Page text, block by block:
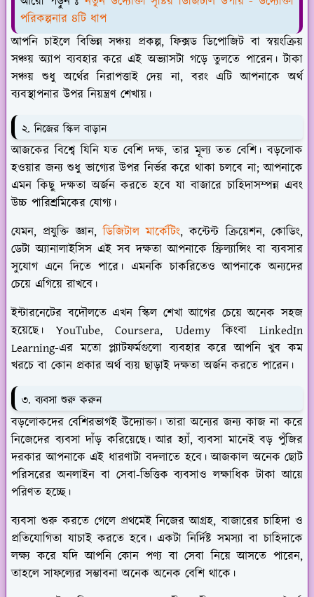
পরিকল্পনার ৪টি ধাপ
আপনি চাইলে বিভিন্ন সঞ্চয় প্রকল্প, ফিক্সড ডিপোজিট বা স্বয়ংক্রিয়
সঞ্চয় অ্যাপ ব্যবহার করে এই অভ্যাসটা গড়ে তুলতে পারেন। টাকা
সঞ্চয় শুধু অর্থের নিরাপত্তাই দেয় না, বরং এটি আপনাকে অর্থ
ব্যবস্থাপনার উপর নিয়ন্ত্রণ শেখায়।
২. নিজের স্কিল বাড়ান
আজকের বিশ্বে যিনি যত বেশি দক্ষ, তার মূল্য তত বেশি। বড়লোক
হওয়ার জন্য শুধু ভাগ্যের উপর নির্ভর করে থাকা চলবে না; আপনাকে
এমন কিছু দক্ষতা অর্জন করতে হবে যা বাজারে চাহিদাসম্পন্ন এবং
উচ্চ পারিশ্রমিকের যোগ্য।
যেমন, প্রযুক্তি জ্ঞান,ডিজিটাল মার্কেটিং, কন্টেন্ট ক্রিয়েশন, কোডিং,
ডেটা অ্যানালাইসিস এই সব দক্ষতা আপনাকে ফ্রিল্যান্সিং বা ব্যবসার
সুযোগ এনে দিতে পারে। এমনকি চাকরিতেও আপনাকে অন্যদের
চেয়ে এগিয়ে রাখবে।
ইন্টারনেটের বদৌলতে এখন স্কিল শেখা আগের চেয়ে অনেক সহজ
হয়েছে। YouTube, Coursera, Udemy কিংবা LinkedIn
Learning-এর মতো প্ল্যাটফর্মগুলো ব্যবহার করে আপনি খুব কম
খরচে বা কোন প্রকার অর্থ ব্যয় ছাড়াই দক্ষতা অর্জন করতে পারেন।
৩. ব্যবসা শুরু করুন
বড়লোকদের বেশিরভাগই উদ্যোক্তা। তারা অন্যের জন্য কাজ না করে
নিজেদের ব্যবসা দাঁড় করিয়েছে। আর হ্যাঁ, ব্যবসা মানেই বড় পুঁজির
দরকার আপনাকে এই ধারণাটা বদলাতে হবে। আজকাল অনেক ছোট
পরিসরের অনলাইন বা সেবা-ভিত্তিক ব্যবসাও লক্ষাধিক টাকা আয়ে
পরিণত হচ্ছে।
ব্যবসা শুরু করতে গেলে প্রথমেই নিজের আগ্রহ, বাজারের চাহিদা ও
প্রতিযোগিতা যাচাই করতে হবে। একটা নির্দিষ্ট সমস্যা বা চাহিদাকে
লক্ষ্য করে যদি আপনি কোন পণ্য বা সেবা নিয়ে আসতে পারেন,
তাহলে সাফল্যের সম্ভাবনা অনেক অনেক বেশি থাকে।